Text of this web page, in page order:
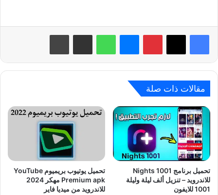
بينتيريست واتساب
مقالات ذات صلة
تحميل برنامج 1001 Nights
للاندرويد – تنزيل ألف ليلة وليلة
1001 للايفون
تحميل يوتيوب بريميوم YouTube
Premium apk مهكر 2024
للاندرويد من ميديا فاير